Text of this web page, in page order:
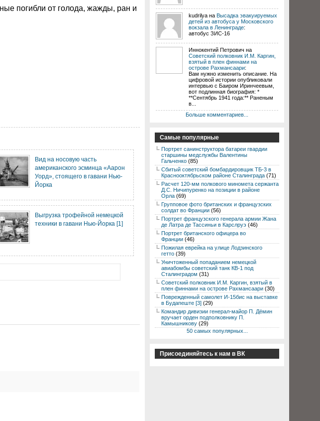
погибли от голода, жажды, ран и
Вид на носовую часть
американского эсминца «Аарон
Уорд», стоящего в гавани Нью-
Йорка
Выгрузка трофейной немецкой
техники в гавани Нью-Йорка [1]
kudrilya на Высадка эвакуируемых
детей из автобуса у Московского
вокзала в Ленинграде:
автобус ЗИС-16
Иннокентий Петрович на
Советский полковник И.М. Каргин,
взятый в плен финнами на
острове Рахмансаари:
Вам нужно изменить описание. На
цифровой истории опубликовали
интервью с Баиром Иринчеевым,
вот подлинная биография: *
**Сентябрь 1941 года:** Раненым
в...
Больше комментариев...
Самые популярные
Портрет санинструктора батареи гвардии
старшины медслужбы Валентины
Гальченко (85)
Сбитый советский бомбардировщик ТБ-3 в
Краснооктябрьском районе Сталинграда (71)
Расчет 120-мм полкового миномета сержанта
Д.С. Ничипуренко на позиции в районе
Орла (69)
Групповое фото британских и французских
солдат во Франции (56)
Портрет французского генерала армии Жана
де Латра де Тассиньи в Карслруэ (46)
Портрет британского офицера во
Франции (46)
Пожилая еврейка на улице Лодзинского
гетто (39)
Уничтоженный попаданием немецкой
авиабомбы советский танк КВ-1 под
Сталинградом (31)
Советский полковник И.М. Каргин, взятый в
плен финнами на острове Рахмансаари (30)
Поврежденный самолет И-15бис на выставке
в Будапеште [3] (29)
Командир дивизии генерал-майор П. Дёмин
вручает орден подполковнику П.
Камышникову (29)
50 самых популярных...
Присоединяйтесь к нам в ВК